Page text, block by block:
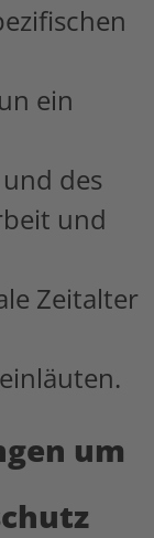
ein
des
und
Zeitalter
um